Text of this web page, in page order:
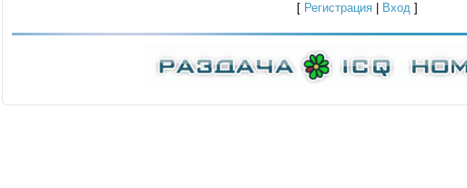
[ Регистрация Вход ]